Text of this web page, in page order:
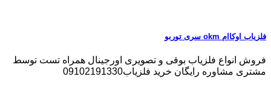
فلزیاب اوکاام okm سری توربو
فروش انواع فلزیاب بوقی و تصویری اورجینال همراه تست توسط
مشتری مشاوره رایگان خرید فلزیاب09102191330